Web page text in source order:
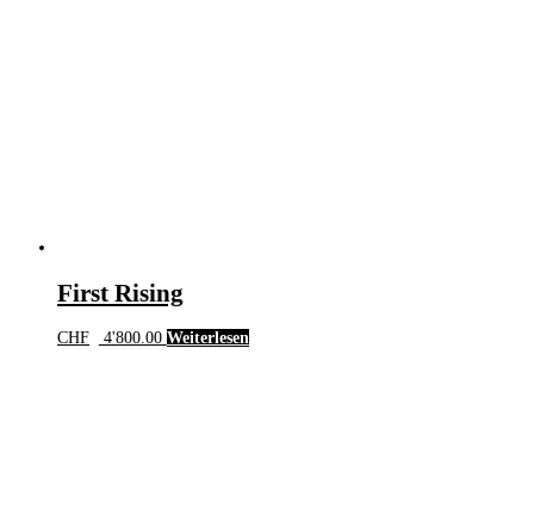
First Rising
CHF 4'800.00 Weiterlesen